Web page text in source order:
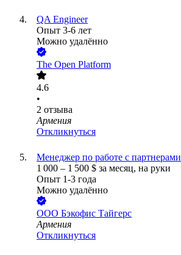
QA Engineer
Опыт 3-6 лет
Можно удалённо
The Open Platform
4.6
•
2 отзыва
Армения
Откликнуться
Менеджер по работе с партнерами
1 000 – 1 500 $ за месяц, на руки
Опыт 1-3 года
Можно удалённо
ООО Бэкофис Тайгерс
Армения
Откликнуться